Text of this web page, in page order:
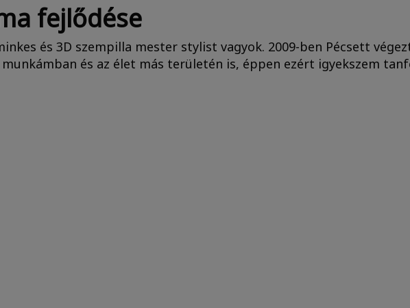
fejlődése
és 3D szempilla mester stylist vagyok. 2009-ben Pécsett
és az élet más területén is, éppen ezért igyekszem